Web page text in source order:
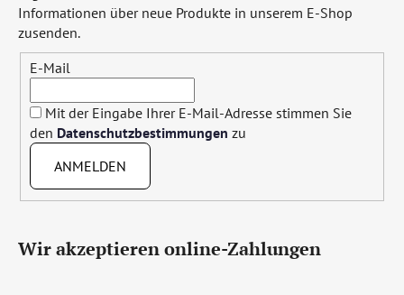
Informationen über neue Produkte in unserem E-Shop
zusenden.
E-Mail
Mit der Eingabe Ihrer E-Mail-Adresse stimmen Sie
den Datenschutzbestimmungen zu
ANMELDEN
Wir akzeptieren online-Zahlungen